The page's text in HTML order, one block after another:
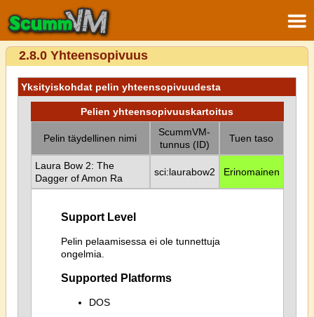
2.8.0 Yhteensopivuus
Yksityiskohdat pelin yhteensopivuudesta
Pelien yhteensopivuuskartoitus
Pelin täydellinen nimi
ScummVM-
tunnus (ID)
Tuen taso
Laura Bow 2: The
Dagger of Amon Ra
sci:laurabow2 Erinomainen
Support Level
Pelin pelaamisessa ei ole tunnettuja
ongelmia.
Supported Platforms
DOS